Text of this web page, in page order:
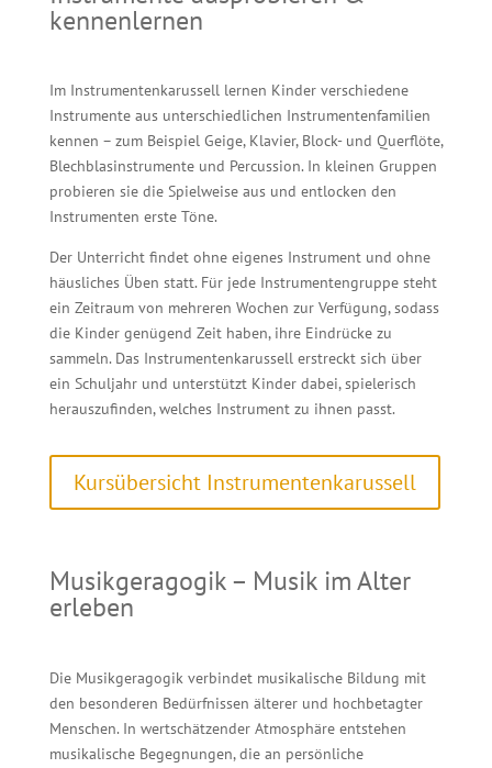
kennenlernen
Im Instrumentenkarussell lernen Kinder verschiedene
Instrumente aus unterschiedlichen Instrumentenfamilien
kennen – zum Beispiel Geige, Klavier, Block- und Querflöte,
Blechblasinstrumente und Percussion. In kleinen Gruppen
probieren sie die Spielweise aus und entlocken den
Instrumenten erste Töne.
Der Unterricht findet ohne eigenes Instrument und ohne
häusliches Üben statt. Für jede Instrumentengruppe steht
ein Zeitraum von mehreren Wochen zur Verfügung, sodass
die Kinder genügend Zeit haben, ihre Eindrücke zu
sammeln. Das Instrumentenkarussell erstreckt sich über
ein Schuljahr und unterstützt Kinder dabei, spielerisch
herauszufinden, welches Instrument zu ihnen passt.
Kursübersicht Instrumentenkarussell
Musikgeragogik – Musik im Alter
erleben
Die Musikgeragogik verbindet musikalische Bildung mit
den besonderen Bedürfnissen älterer und hochbetagter
Menschen. In wertschätzender Atmosphäre entstehen
musikalische Begegnungen, die an persönliche